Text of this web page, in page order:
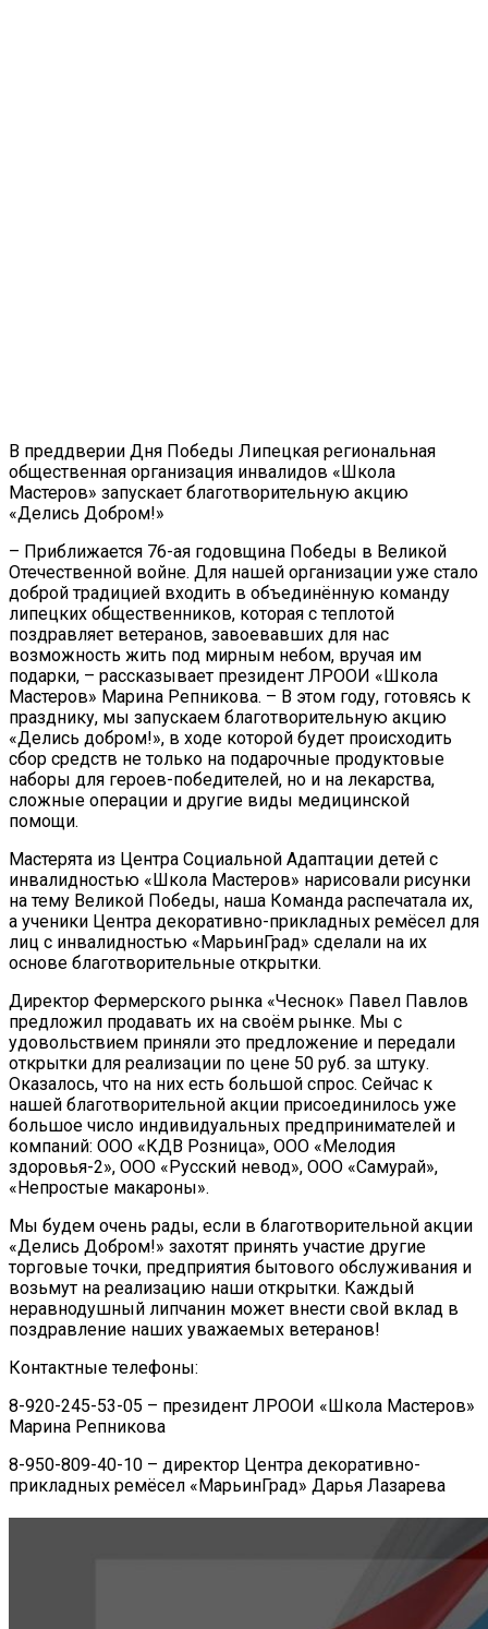
В преддверии Дня Победы Липецкая региональная
общественная организация инвалидов «Школа
Мастеров» запускает благотворительную акцию
«Делись Добром!»
– Приближается 76-ая годовщина Победы в Великой
Отечественной войне. Для нашей организации уже стало
доброй традицией входить в объединённую команду
липецких общественников, которая с теплотой
поздравляет ветеранов, завоевавших для нас
возможность жить под мирным небом, вручая им
подарки, – рассказывает президент ЛРООИ «Школа
Мастеров» Марина Репникова. – В этом году, готовясь к
празднику, мы запускаем благотворительную акцию
«Делись добром!», в ходе которой будет происходить
сбор средств не только на подарочные продуктовые
наборы для героев-победителей, но и на лекарства,
сложные операции и другие виды медицинской
помощи.
Мастерята из Центра Социальной Адаптации детей с
инвалидностью «Школа Мастеров» нарисовали рисунки
на тему Великой Победы, наша Команда распечатала их,
а ученики Центра декоративно-прикладных ремёсел для
лиц с инвалидностью «МарьинГрад» сделали на их
основе благотворительные открытки.
Директор Фермерского рынка «Чеснок» Павел Павлов
предложил продавать их на своём рынке. Мы с
удовольствием приняли это предложение и передали
открытки для реализации по цене 50 руб. за штуку.
Оказалось, что на них есть большой спрос. Сейчас к
нашей благотворительной акции присоединилось уже
большое число индивидуальных предпринимателей и
компаний: ООО «КДВ Розница», ООО «Мелодия
здоровья-2», ООО «Русский невод», ООО «Самурай»,
«Непростые макароны».
Мы будем очень рады, если в благотворительной акции
«Делись Добром!» захотят принять участие другие
торговые точки, предприятия бытового обслуживания и
возьмут на реализацию наши открытки. Каждый
неравнодушный липчанин может внести свой вклад в
поздравление наших уважаемых ветеранов!
Контактные телефоны:
8-920-245-53-05 – президент ЛРООИ «Школа Мастеров»
Марина Репникова
8-950-809-40-10 – директор Центра декоративно-
прикладных ремёсел «МарьинГрад» Дарья Лазарева